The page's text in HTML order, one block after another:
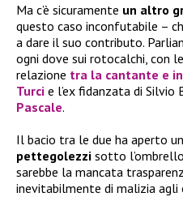
Ma c’è sicuramente un altro
questo caso inconfutabile –
a dare il suo contributo.
ogni dove sui rotocalchi, con
relazione tra la cantante e
Turci e l’ex fidanzata di Silvio
Pascale.
Il bacio tra le due ha aperto
pettegolezzi sotto
sarebbe la mancata
inevitabilmente di malizia agli